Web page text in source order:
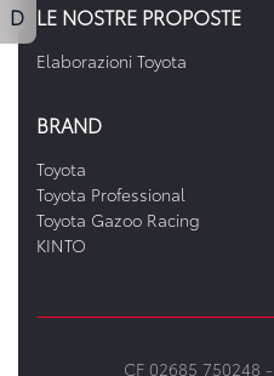
LE NOSTRE PROPOSTE
Elaborazioni Toyota
BRAND
Toyota
Toyota Professional
Toyota Gazoo Racing
KINTO
CF 02685 750248 -
D